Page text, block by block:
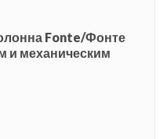
Fonte/Фонте
и механическим